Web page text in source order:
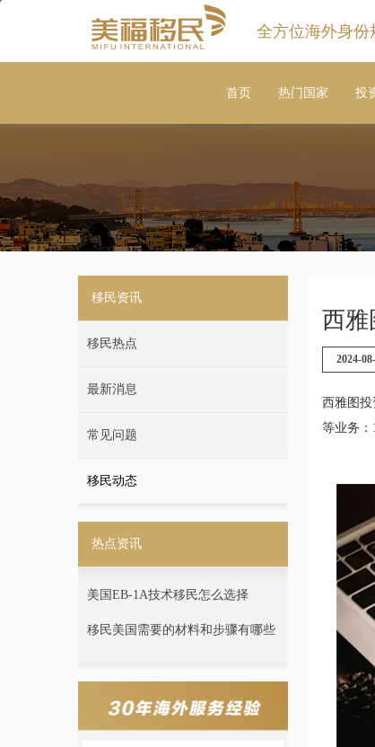
全方位海外身份
首页 热门国家 投
移民资讯
移民热点
最新消息
常见问题
移民动态
热点资讯
美国EB-1A技术移民怎么选择
移民美国需要的材料和步骤有哪些
西雅
2024-
西雅图
等业务：